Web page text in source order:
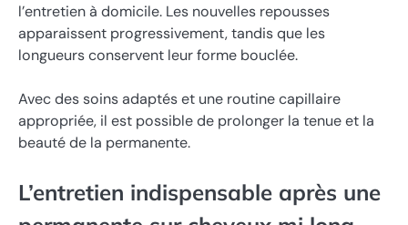
l’entretien à domicile. Les nouvelles repousses
apparaissent progressivement, tandis que les
longueurs conservent leur forme bouclée.
Avec des soins adaptés et une routine capillaire
appropriée, il est possible de prolonger la tenue et la
beauté de la permanente.
L’entretien indispensable après une